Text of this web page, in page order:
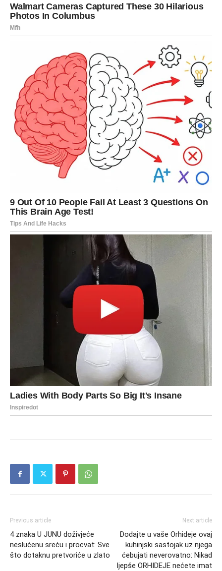
Previous article
4 znaka U JUNU doživjeće
neslućenu sreću i procvat: Sve
što dotaknu pretvoriće u zlato
Next article
Dodajte u vaše Orhideje ovaj
kuhinjski sastojak uz njega
ćebujati neverovatno: Nikad
ljepše ORHIDEJE nećete imat